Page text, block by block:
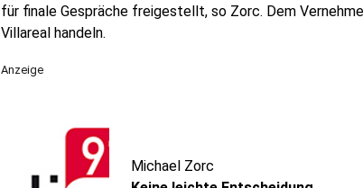
für finale Gespräche freigestellt, so Zorc. Dem
Villareal handeln.
Anzeige
Michael Zorc